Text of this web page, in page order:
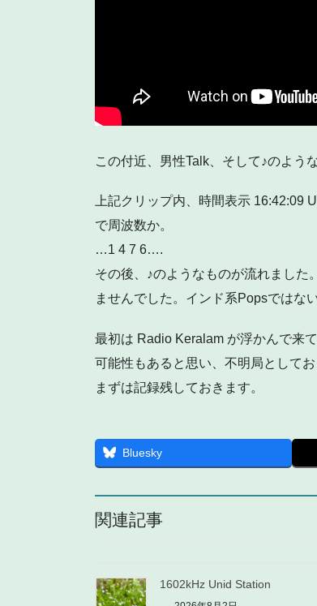
この付近、男性Talk、そして♪のよう
上記クリップ内、時間表示 16:42:09
で周波数か。
…1 4 7 6….
その後、♪のようなものが流れました
ませんでした。インド系Popsではな
最初は Radio Keralam が浮かんで来
可能性もあると思い、不明局として
まずは記録残しておきます。
Bluesky
関連記事
1602kHz Unid Station